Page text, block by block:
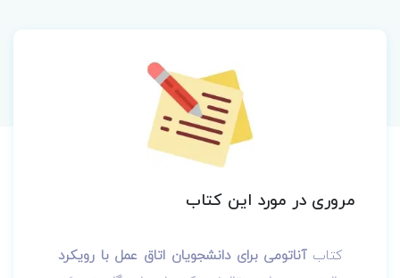
مروری در مورد این کتاب
کتابآناتومی برای دانشجویان اتاق عمل با رویکرد